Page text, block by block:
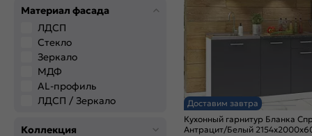
Light Grey In 2S
Natural Casella Oak 2S
Temple Stone 2S
White In 2S
Wotan Oak 2S
Антрацит
Белый
Белый снег
Материал фасада
ЛДСП
Стекло
Зеркало
МДФ
AL-профиль
ЛДСП / Зеркало
Коллекция
Доставим завтра
Кухонный гарнитур Бланка
Антрацит/Белый